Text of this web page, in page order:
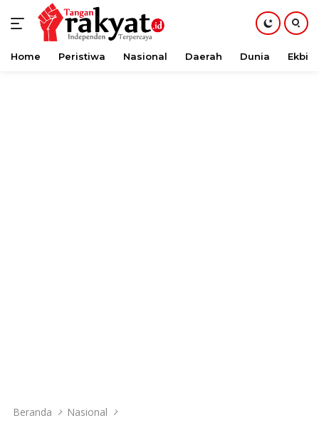
Langsung
Home Peristiwa Nasional Daerah Dunia Ekbis
Beranda Nasional